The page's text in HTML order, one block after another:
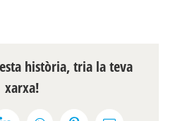
història, tria la teva
xarxa!